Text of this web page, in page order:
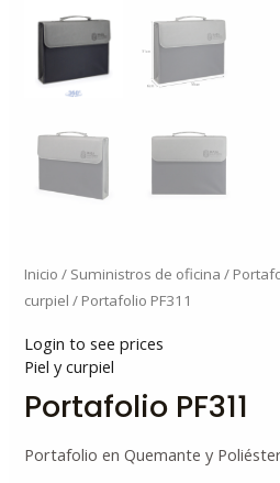
Inicio / Suministros de oficina /
curpiel / Portafolio PF311
Login to see prices
Piel y curpiel
Portafolio PF311
Portafolio en Quemante y